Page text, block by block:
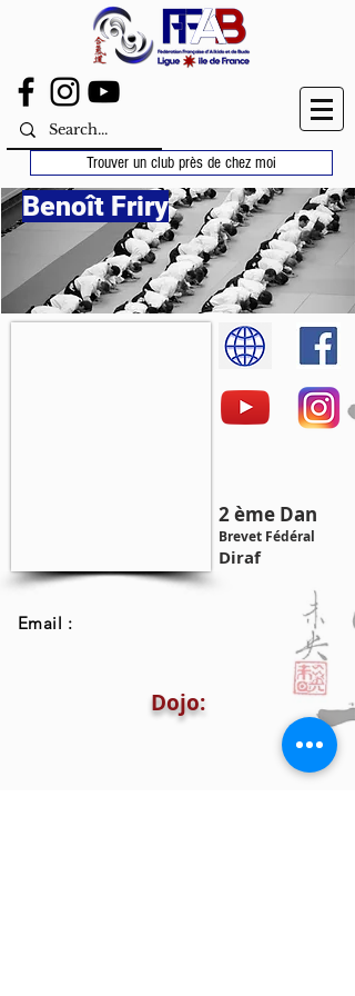
Trouver un club près de chez moi
Benoît Friry
2 ème Dan
Brevet Fédéral
Diraf
Email :
Dojo: